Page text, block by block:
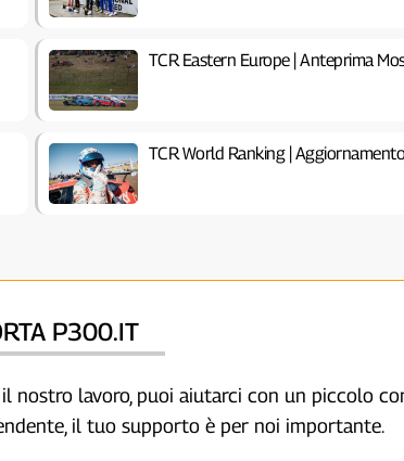
TCR Eastern Europe | Anteprima
TCR World Ranking |
P300.IT
nostro lavoro, puoi aiutarci con un piccolo
il tuo supporto è per noi importante.